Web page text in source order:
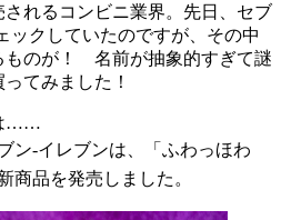
れるコンビニ業界。先日、セブ
ックしていたのですが、その中
ものが！ 名前が抽象的すぎて謎
てみました！
……
ン-イレブンは、「ふわっほわ
商品を発売しました。